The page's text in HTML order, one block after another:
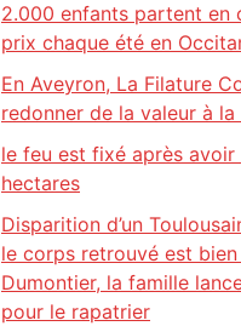
2.000 enfants partent en
prix chaque été en
En Aveyron, La Filature
redonner de la valeur à
le feu est fixé après avoir
hectares
Disparition d’un
le corps retrouvé est
Dumontier, la famille
pour le rapatrier